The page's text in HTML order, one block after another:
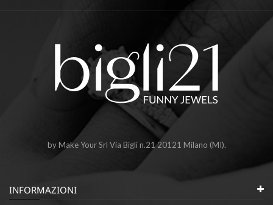
by Make Your Srl Via Bigli n.21 20121 Milano (MI).
INFORMAZIONI